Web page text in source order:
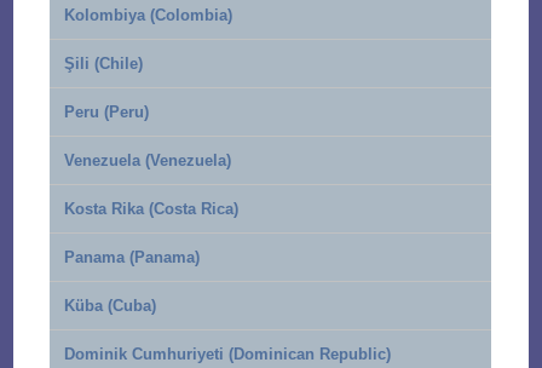
Kolombiya (Colombia)
Şili (Chile)
Peru (Peru)
Venezuela (Venezuela)
Kosta Rika (Costa Rica)
Panama (Panama)
Küba (Cuba)
Dominik Cumhuriyeti (Dominican Republic)